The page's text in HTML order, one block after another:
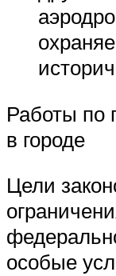
Работы по
в городе
Цели
особые